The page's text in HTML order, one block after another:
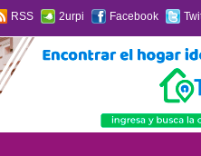
RSS 2urpi Facebook